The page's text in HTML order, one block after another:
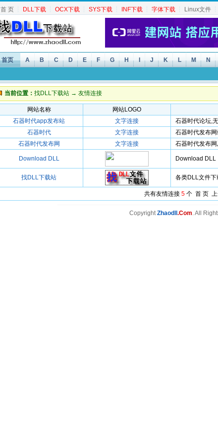
首 页┆ DLL下载┆ OCX下载┆ SYS下载┆ INF下载┆ 字体下载┆ Linux文件┆
首页 A B C D E F G H I J K L M N
当前位置： 找DLL下载站→ 友情连接
网站名称 网站LOGO
石器时代app发布站
文字连接
石器时代论坛,
石器时代
文字连接
石器时代发布
石器时代发布网
文字连接 石器时代发布
Download DLL Download DLL
找DLL下载站 各类DLL文件下
共有友情连接 5个 首 页 上
CopyrightZhaodll .Com. All